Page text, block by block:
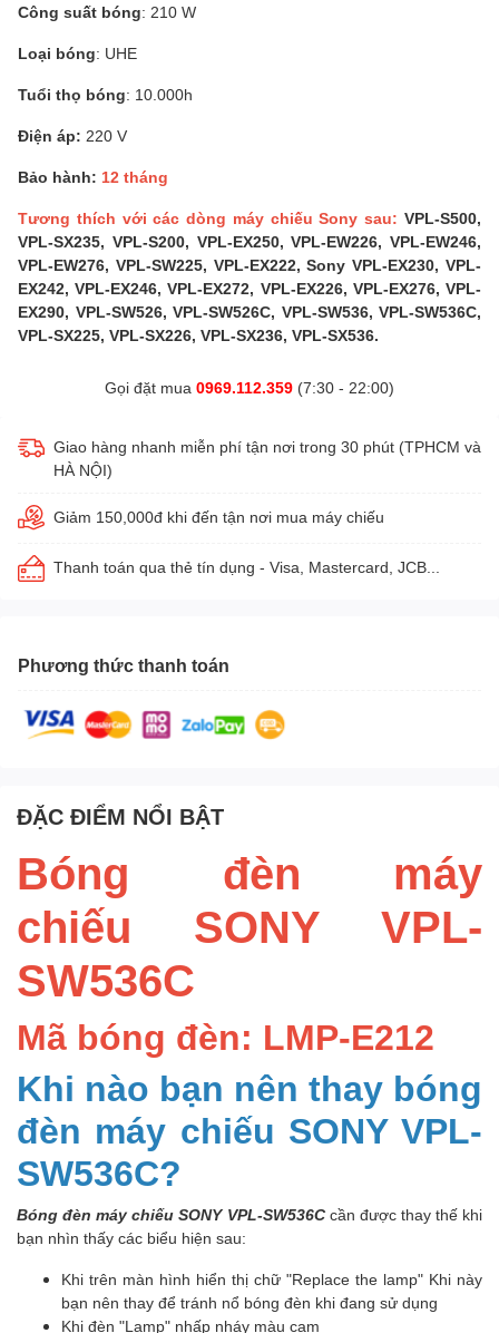
Công suất bóng: 210 W
Loại bóng: UHE
Tuổi thọ bóng: 10.000h
Điện áp: 220 V
Bảo hành: 12 tháng
Tương thích với các dòng máy chiếu Sony sau: VPL-S500,
VPL-SX235, VPL-S200, VPL-EX250, VPL-EW226, VPL-EW246,
VPL-EW276, VPL-SW225, VPL-EX222, Sony VPL-EX230, VPL-
EX242, VPL-EX246, VPL-EX272, VPL-EX226, VPL-EX276, VPL-
EX290, VPL-SW526, VPL-SW526C, VPL-SW536, VPL-SW536C,
VPL-SX225, VPL-SX226, VPL-SX236, VPL-SX536.
Gọi đặt mua 0969.112.359 (7:30 - 22:00)
Giao hàng nhanh miễn phí tận nơi trong 30 phút (TPHCM và
HÀ NỘI)
Giảm 150,000đ khi đến tận nơi mua máy chiếu
Thanh toán qua thẻ tín dụng - Visa, Mastercard, JCB...
Phương thức thanh toán
ĐẶC ĐIỂM NỔI BẬT
Bóng đèn máy
chiếu SONY VPL-
SW536C
Mã bóng đèn: LMP-E212
Khi nào bạn nên thay bóng
đèn máy chiếu SONY VPL-
SW536C?
Bóng đèn máy chiếu SONY VPL-SW536C cần được thay thế khi
bạn nhìn thấy các biểu hiện sau:
Khi trên màn hình hiển thị chữ "Replace the lamp" Khi này
bạn nên thay để tránh nổ bóng đèn khi đang sử dụng
Khi đèn "Lamp" nhấp nháy màu cam